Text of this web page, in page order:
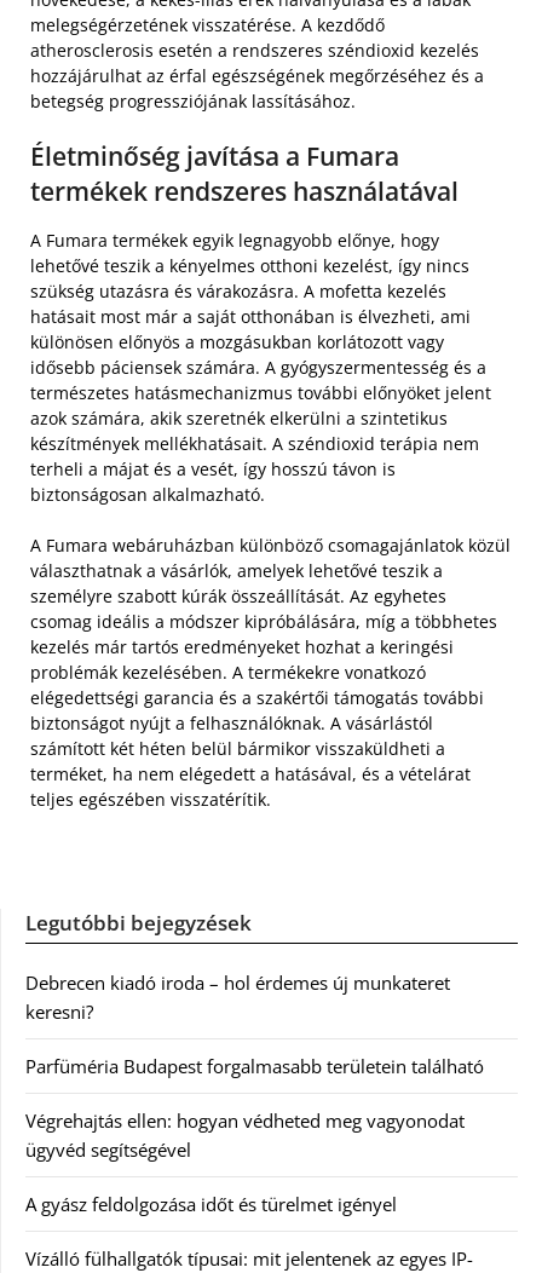
melegségérzetének visszatérése. A kezdődő
atherosclerosis esetén a rendszeres széndioxid kezelés
hozzájárulhat az érfal egészségének megőrzéséhez és a
betegség progressziójának lassításához.
Életminőség javítása a Fumara
termékek rendszeres használatával
A Fumara termékek egyik legnagyobb előnye, hogy
lehetővé teszik a kényelmes otthoni kezelést, így nincs
szükség utazásra és várakozásra. A mofetta kezelés
hatásait most már a saját otthonában is élvezheti, ami
különösen előnyös a mozgásukban korlátozott vagy
idősebb páciensek számára. A gyógyszermentesség és a
természetes hatásmechanizmus további előnyöket jelent
azok számára, akik szeretnék elkerülni a szintetikus
készítmények mellékhatásait. A széndioxid terápia nem
terheli a májat és a vesét, így hosszú távon is
biztonságosan alkalmazható.
A Fumara webáruházban különböző csomagajánlatok közül
választhatnak a vásárlók, amelyek lehetővé teszik a
személyre szabott kúrák összeállítását. Az egyhetes
csomag ideális a módszer kipróbálására, míg a többhetes
kezelés már tartós eredményeket hozhat a keringési
problémák kezelésében. A termékekre vonatkozó
elégedettségi garancia és a szakértői támogatás további
biztonságot nyújt a felhasználóknak. A vásárlástól
számított két héten belül bármikor visszaküldheti a
terméket, ha nem elégedett a hatásával, és a vételárat
teljes egészében visszatérítik.
Legutóbbi bejegyzések
Debrecen kiadó iroda – hol érdemes új munkateret
keresni?
Parfüméria Budapest forgalmasabb területein található
Végrehajtás ellen: hogyan védheted meg vagyonodat
ügyvéd segítségével
A gyász feldolgozása időt és türelmet igényel
Vízálló fülhallgatók típusai: mit jelentenek az egyes IP-